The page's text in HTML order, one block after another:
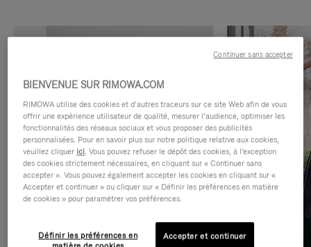
BIENVENUE SUR RIMOWA.COM
RIMOWA utilise des cookies et d’autres traceurs sur ce site Web afin de vous
offrir une expérience utilisateur de qualité, mesurer l’audience, optimiser les
fonctionnalités des réseaux sociaux et vous proposer des publicités
personnalisées. Pour en savoir plus sur notre politique relative aux cookies,
veuillez cliquer ici. Vous pouvez refuser le dépôt des cookies, à l'exception
des cookies strictement nécessaires, en cliquant sur « Continuer sans
accepter ». Vous pouvez également accepter les cookies en cliquant sur «
Accepter et continuer » ou cliquer sur « Définir les préférences en matière
de cookies » pour paramétrer vos préférences.
Définir les préférences en
Accepter et continuer
Continuer sans accepter